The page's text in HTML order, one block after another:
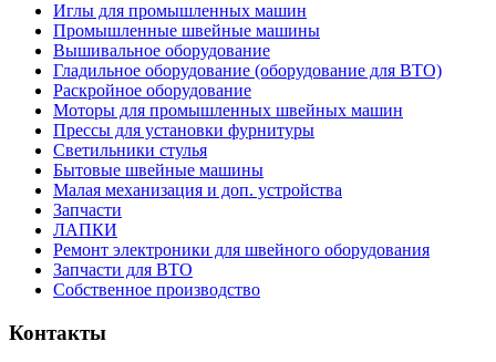
Иглы для промышленных машин
Промышленные швейные машины
Вышивальное оборудование
Гладильное оборудование (оборудование для ВТО)
Раскройное оборудование
Моторы для промышленных швейных машин
Прессы для установки фурнитуры
Светильники стулья
Бытовые швейные машины
Малая механизация и доп. устройства
Запчасти
ЛАПКИ
Ремонт электроники для швейного оборудования
Запчасти для ВТО
Собственное производство
Контакты